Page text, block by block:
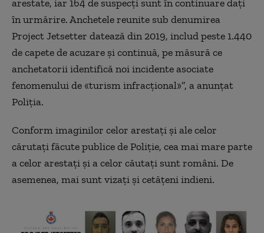
arestate, iar 164 de suspecţi sunt în continuare daţi
în urmărire. Anchetele reunite sub denumirea
Project Jetsetter datează din 2019, includ peste 1.440
de capete de acuzare şi continuă, pe măsură ce
anchetatorii identifică noi incidente asociate
fenomenului de «turism infracţional»”, a anunţat
Poliţia.
Conform imaginilor celor arestaţi şi ale celor
cărutaţi făcute publice de Poliţie, cea mai mare parte
a celor arestaţi şi a celor căutaţi sunt români. De
asemenea, mai sunt vizaţi şi cetăţeni indieni.